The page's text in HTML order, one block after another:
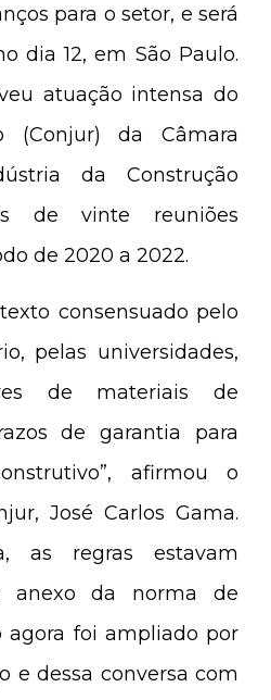
para o setor, e será
dia 12, em São Paulo.
atuação intensa do
(Conjur) da Câmara
da Construção
de vinte reuniões
de 2020 a 2022.
consensuado pelo
pelas universidades,
de materiais de
de garantia para
afirmou o
José Carlos Gama.
as regras estavam
anexo da norma de
agora foi ampliado por
e dessa conversa com